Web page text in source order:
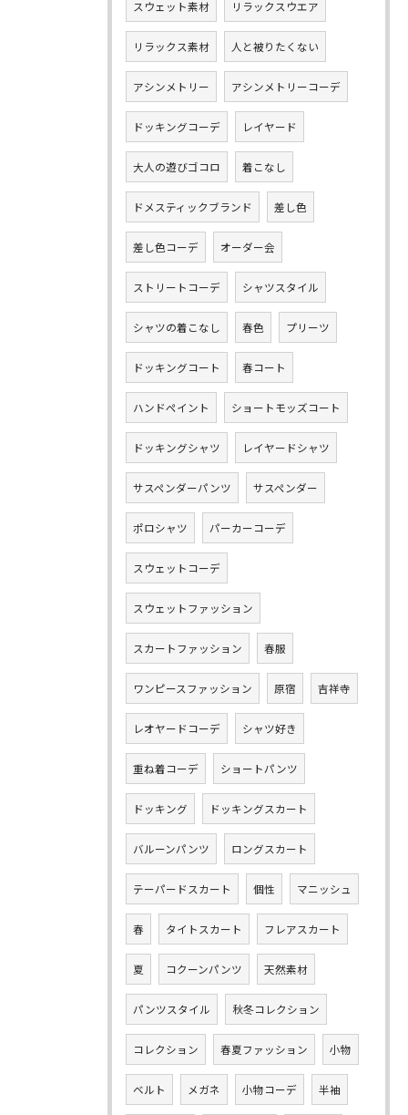
スウェット素材 リラックスウエア
リラックス素材 人と被りたくない
アシンメトリー アシンメトリーコーデ
ドッキングコーデ レイヤード
大人の遊びゴコロ 着こなし
ドメスティックブランド 差し色
差し色コーデ オーダー会
ストリートコーデ シャツスタイル
シャツの着こなし 春色 プリーツ
ドッキングコート 春コート
ハンドペイント ショートモッズコート
ドッキングシャツ レイヤードシャツ
サスペンダーパンツ サスペンダー
ポロシャツ パーカーコーデ
スウェットコーデ
スウェットファッション
スカートファッション 春服
ワンピースファッション 原宿 吉祥寺
レオヤードコーデ シャツ好き
重ね着コーデ ショートパンツ
ドッキング ドッキングスカート
バルーンパンツ ロングスカート
テーパードスカート 個性 マニッシュ
春 タイトスカート フレアスカート
夏 コクーンパンツ 天然素材
パンツスタイル 秋冬コレクション
コレクション 春夏ファッション 小物
ベルト メガネ 小物コーデ 半袖